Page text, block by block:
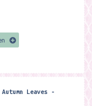
Leaves -